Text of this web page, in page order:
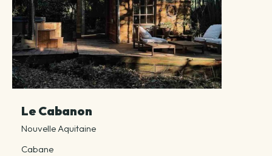
Le Cabanon
Nouvelle Aquitaine
Cabane